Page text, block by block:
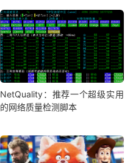
NetQuality：推荐一个超级实用
的网络质量检测脚本